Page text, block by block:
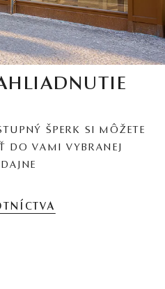
ŠPERK SI MÔŽETE
DO VAMI VYBRANEJ